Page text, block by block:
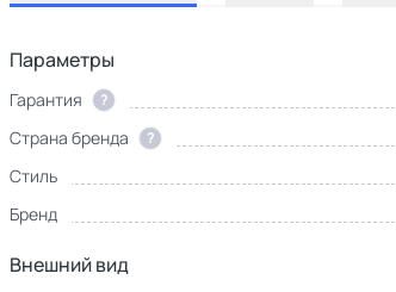
Параметры
Гарантия ?
Страна бренда
?
Стиль
Бренд
Внешний вид